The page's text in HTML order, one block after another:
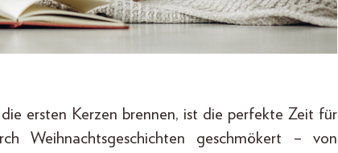
ersten Kerzen brennen, ist die perfekte Zeit für
Weihnachtsgeschichten geschmökert – von